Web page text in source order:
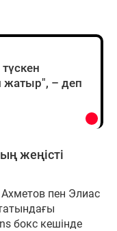
жатыр", – деп
жеңісті
пен Элиас
бокс кешінде